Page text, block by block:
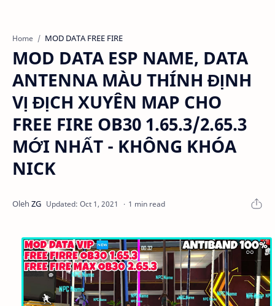
Home MOD DATA FREE FIRE
MOD DATA ESP NAME, DATA
ANTENNA MÀU THÍNH ĐỊNH
VỊ ĐỊCH XUYÊN MAP CHO
FREE FIRE OB30 1.65.3/2.65.3
MỚI NHẤT - KHÔNG KHÓA
NICK
1 min read